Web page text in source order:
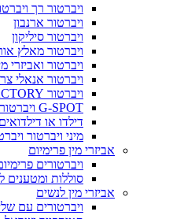
ויברטור רך
ויברטור ארנבון
ויברטור סיליקון
ויברטור מאלץ
ויברטור ואביזרי
ויברטור אנאלי צר
ויברטור FUN FACTORY
G-SPOT ויברטור לנקודת ה ג'י
דילדו או דילדואים
מיני ויברטור
אביזרי מין פרימיום
ויברטורים
סוללות ומטענים
אביזרי מין לנשים
ויברטורים עם